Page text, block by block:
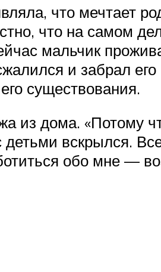
что мечтает
что на самом
мальчик
и забрал
существования.
из дома. «Потому
вскрылся.
обо мне —